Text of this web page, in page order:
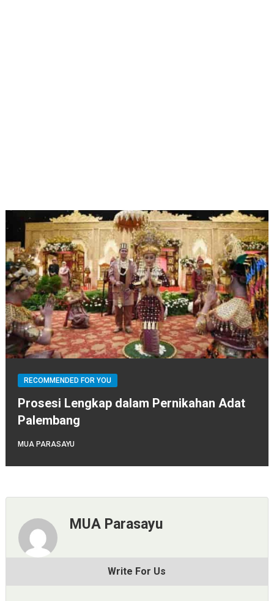
RECOMMENDED FOR YOU
Prosesi Lengkap dalam Pernikahan Adat
Palembang
MUA PARASAYU
MUA Parasayu
Write For Us